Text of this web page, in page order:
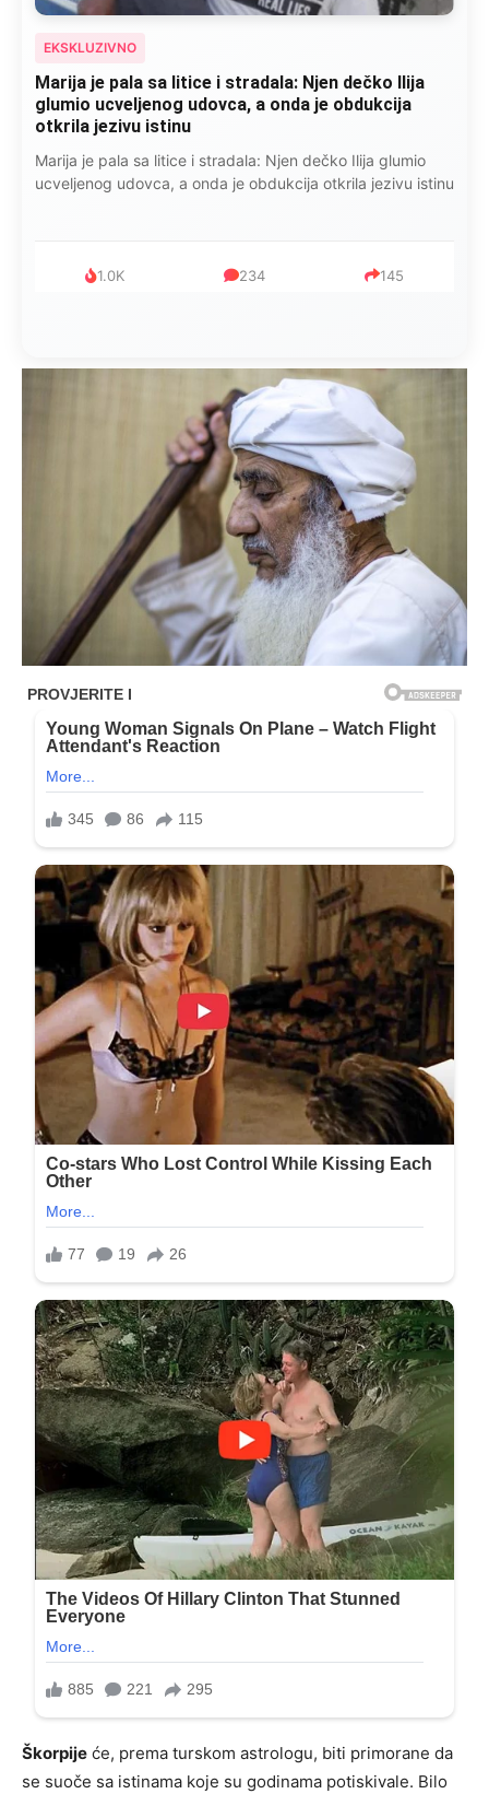
EKSKLUZIVNO
Marija je pala sa litice i stradala: Njen dečko Ilija
glumio ucveljenog udovca, a onda je obdukcija
otkrila jezivu istinu
Marija je pala sa litice i stradala: Njen dečko Ilija glumio
ucveljenog udovca, a onda je obdukcija otkrila jezivu istinu
1.0K 234 145
Škorpije će, prema turskom astrologu, biti primorane da
se suoče sa istinama koje su godinama potiskivale. Bilo